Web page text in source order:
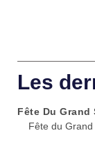
Les
Fête Du Grand
Fête du Grand